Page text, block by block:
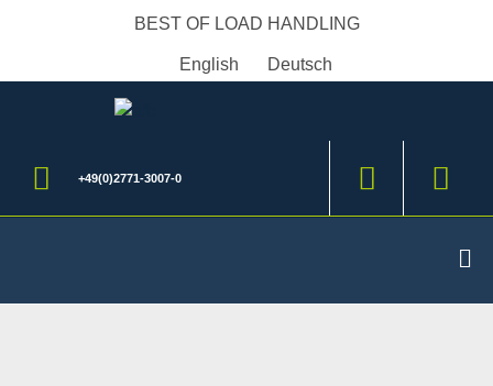
BEST OF LOAD HANDLING
English Deutsch
+49(0)2771-3007-0